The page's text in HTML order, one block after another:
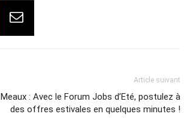
Article suivant
Meaux : Avec le Forum Jobs d’Eté, postulez à
des offres estivales en quelques minutes !